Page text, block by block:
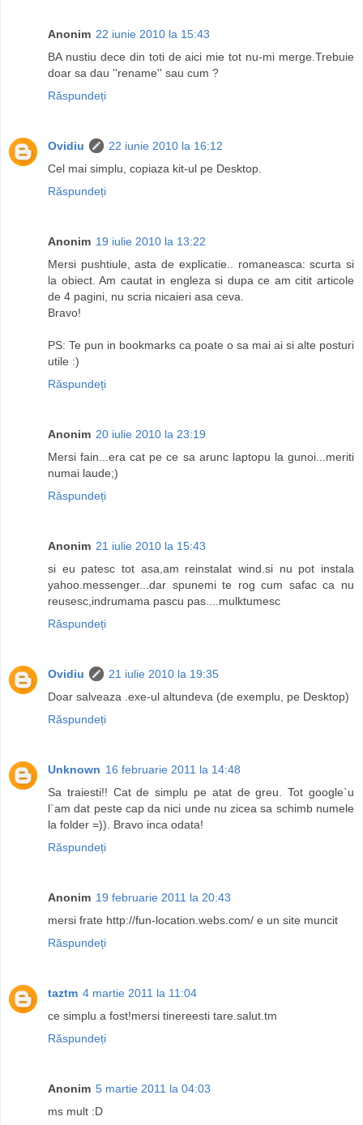
Anonim 22 iunie 2010 la 15:43
BA nustiu dece din toti de aici mie tot nu-mi merge.Trebuie
doar sa dau ''rename'' sau cum ?
Răspundeți
Ovidiu
22 iunie 2010 la 16:12
Cel mai simplu, copiaza kit-ul pe Desktop.
Răspundeți
Anonim 19 iulie 2010 la 13:22
Mersi pushtiule, asta de explicatie.. romaneasca: scurta si
la obiect. Am cautat in engleza si dupa ce am citit articole
de 4 pagini, nu scria nicaieri asa ceva.
Bravo!
PS: Te pun in bookmarks ca poate o sa mai ai si alte posturi
utile :)
Răspundeți
Anonim 20 iulie 2010 la 23:19
Mersi fain...era cat pe ce sa arunc laptopu la gunoi...meriti
numai laude;)
Răspundeți
Anonim 21 iulie 2010 la 15:43
si eu patesc tot asa,am reinstalat wind.si nu pot instala
yahoo.messenger...dar spunemi te rog cum safac ca nu
reusesc,indrumama pascu pas....mulktumesc
Răspundeți
Ovidiu
21 iulie 2010 la 19:35
Doar salveaza .exe-ul altundeva (de exemplu, pe Desktop)
Răspundeți
Unknown 16 februarie 2011 la 14:48
Sa traiesti!! Cat de simplu pe atat de greu. Tot google`u
l`am dat peste cap da nici unde nu zicea sa schimb numele
la folder =)). Bravo inca odata!
Răspundeți
Anonim 19 februarie 2011 la 20:43
mersi frate http://fun-location.webs.com/ e un site muncit
Răspundeți
taztm 4 martie 2011 la 11:04
ce simplu a fost!mersi tinereesti tare.salut.tm
Răspundeți
Anonim 5 martie 2011 la 04:03
ms mult :D